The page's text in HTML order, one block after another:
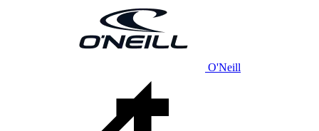
O'Neill